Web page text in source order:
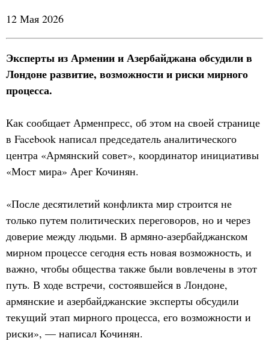
12 Мая 2026
Эксперты из Армении и Азербайджана обсудили в
Лондоне развитие, возможности и риски мирного
процесса.
Как сообщает Арменпресс, об этом на своей странице
в Facebook написал председатель аналитического
центра «Армянский совет», координатор инициативы
«Мост мира» Арег Кочинян.
«После десятилетий конфликта мир строится не
только путем политических переговоров, но и через
доверие между людьми. В армяно-азербайджанском
мирном процессе сегодня есть новая возможность, и
важно, чтобы общества также были вовлечены в этот
путь. В ходе встречи, состоявшейся в Лондоне,
армянские и азербайджанские эксперты обсудили
текущий этап мирного процесса, его возможности и
риски», — написал Кочинян.